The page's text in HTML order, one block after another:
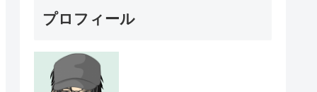
プロフィール